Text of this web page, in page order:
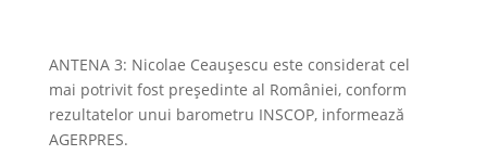
ANTENA 3: Nicolae Ceaușescu este considerat cel
mai potrivit fost președinte al României, conform
rezultatelor unui barometru INSCOP, informează
AGERPRES.